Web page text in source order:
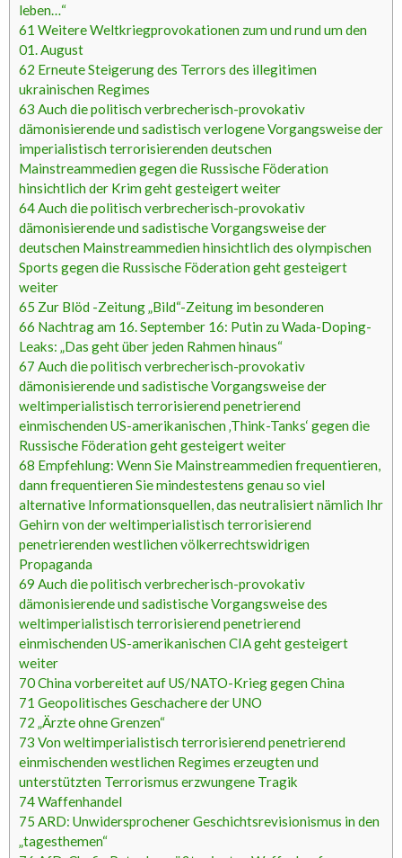
leben…“
61 Weitere Weltkriegprovokationen zum und rund um den
01. August
62 Erneute Steigerung des Terrors des illegitimen
ukrainischen Regimes
63 Auch die politisch verbrecherisch-provokativ
dämonisierende und sadistisch verlogene Vorgangsweise der
imperialistisch terrorisierenden deutschen
Mainstreammedien gegen die Russische Föderation
hinsichtlich der Krim geht gesteigert weiter
64Auch die politisch verbrecherisch-provokativ
dämonisierende und sadistische Vorgangsweise der
deutschen Mainstreammedien hinsichtlich des olympischen
Sports gegen die Russische Föderation geht gesteigert
weiter
65 Zur Blöd -Zeitung „Bild“-Zeitung im besonderen
66 Nachtrag am 16. September 16: Putin zu Wada-Doping-
Leaks: „Das geht über jeden Rahmen hinaus“
67 Auch die politisch verbrecherisch-provokativ
dämonisierende und sadistische Vorgangsweise der
weltimperialistisch terrorisierend penetrierend
einmischenden US-amerikanischen ‚Think-Tanks‘ gegen die
Russische Föderation geht gesteigert weiter
68 Empfehlung: Wenn Sie Mainstreammedien frequentieren,
dann frequentieren Sie mindestestens genau so viel
alternative Informationsquellen, das neutralisiert nämlich Ihr
Gehirn von der weltimperialistisch terrorisierend
penetrierenden westlichen völkerrechtswidrigen
Propaganda
69 Auch die politisch verbrecherisch-provokativ
dämonisierende und sadistische Vorgangsweise des
weltimperialistisch terrorisierend penetrierend
einmischenden US-amerikanischen CIA geht gesteigert
weiter
70China vorbereitet auf US/NATO-Krieg gegen China
71 Geopolitisches Geschachere der UNO
72 „Ärzte ohne Grenzen“
73 Von weltimperialistisch terrorisierend penetrierend
einmischenden westlichen Regimes erzeugten und
unterstützten Terrorismus erzwungene Tragik
74Waffenhandel
75 ARD: Unwidersprochener Geschichtsrevisionismus in den
„tagesthemen“